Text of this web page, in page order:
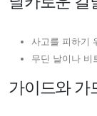
사고를 피하기
무딘 날이나 비
가이드와 가